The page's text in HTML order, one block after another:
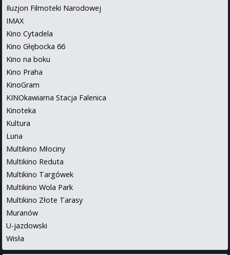
Iluzjon Filmoteki Narodowej
IMAX
Kino Cytadela
Kino Głębocka 66
Kino na boku
Kino Praha
KinoGram
KINOkawiarna Stacja Falenica
Kinoteka
Kultura
Luna
Multikino Młociny
Multikino Reduta
Multikino Targówek
Multikino Wola Park
Multikino Złote Tarasy
Muranów
U-jazdowski
Wisła